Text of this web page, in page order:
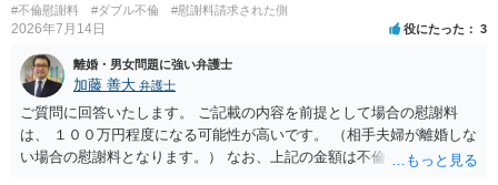
いにより支払うことも十分可能です。 ⑤ このような事情であれば、私
は120万円のみ和解交渉を続けるべきでしょうか。 ⇒ご相談者様の認
識を前提にすれば、１００万円も含めて返済する必要はないと考えら
れるため、 120万円のみについて交渉を続けることがベターかと存じ
ます。
稀であると思います。 通常は、６０万円から８０万円程度になる
ことが多いというのが私の印象です。 ２ 質問② ご記載の内容が
減額を進めるうえでの交渉材料かと思います。 なお、ご自身が離
婚しないことは、交渉材料にはならないかと思いますので、ご注意く
ださい。 また、相手夫婦の婚姻関係が既に破綻していたことや、
相手女性が結婚しているとは知らなかったと主張することもあります
が、 ケースバイケースですので、ご自身の場合にそれらの主張が
できるかはよくお考え下さい。 ３ 質問③ 違約金を５０万円とす
#不倫慰謝料 #ダブル不倫 #慰謝料請求された側
2026年7月14日 役にたった 3
離婚・男女問題に強い弁護士
加藤 善大 弁護士
ご質問に回答いたします。 ご記載の内容を前提として場合の慰謝料
は、 １００万円程度になる可能性が高いです。 （相手夫婦が離婚しな
い場合の慰謝料となります。） なお、上記の金額は不倫をした２名が